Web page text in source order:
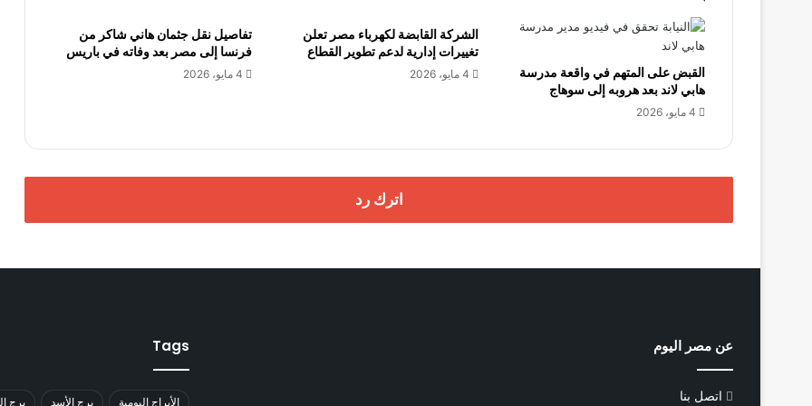
القبض على المتهم في واقعة مدرسة
هابي لاند بعد هروبه إلى سوهاج
4 مايو، 2026
الشركة القابضة لكهرباء مصر تعلن
تغييرات إدارية لدعم تطوير القطاع
4 مايو، 2026
تفاصيل نقل جثمان هاني شاكر من
فرنسا إلى مصر بعد وفاته في باريس
4 مايو، 2026
اترك رد
عن مصر اليوم
اتصل بنا
Tags
الأبراج اليومية برج الأسد برج